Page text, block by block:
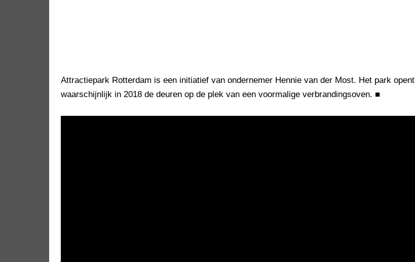
Attractiepark Rotterdam is een initiatief van ondernemer Hennie van der Most. Het park opent
waarschijnlijk in 2018 de deuren op de plek van een voormalige verbrandingsoven. ■